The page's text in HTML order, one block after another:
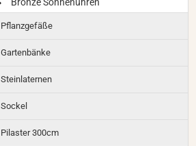
Pflanzgefäße
Gartenbänke
Steinlaternen
Sockel
Pilaster 300cm